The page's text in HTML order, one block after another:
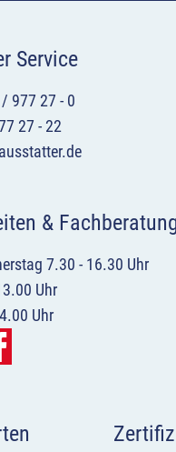
Service
977 27 - 0
27 - 22
&
7.30 - 16.30 Uhr
Uhr
Uhr